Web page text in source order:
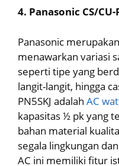
4. Panasonic CS/
Panasonic
menawarkan variasi
seperti tipe yang
langit-langit, hingga
PN5SKJ adalah AC
kapasitas ½ pk yang
bahan material
segala lingkungan
AC ini memiliki fitur